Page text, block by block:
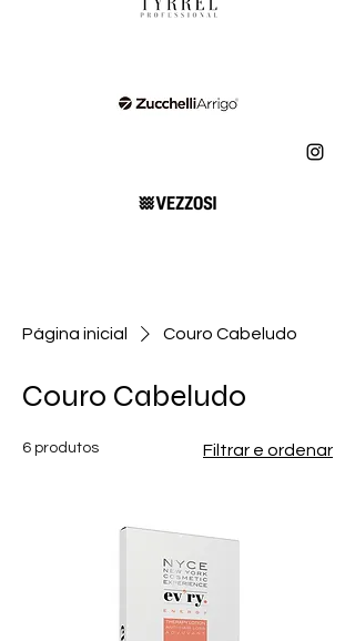
Página inicial Couro Cabeludo
Couro Cabeludo
6 produtos Filtrar e ordenar